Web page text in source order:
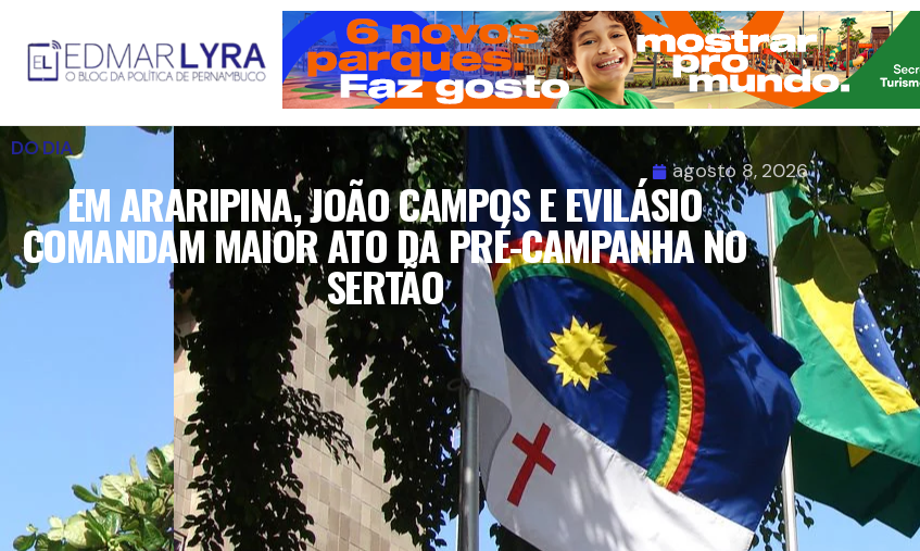
DO DIA
agosto 8, 2026
EM ARARIPINA, JOÃO CAMPOS E EVILÁSIO
COMANDAM MAIOR ATO DA PRÉ-CAMPANHA NO
SERTÃO